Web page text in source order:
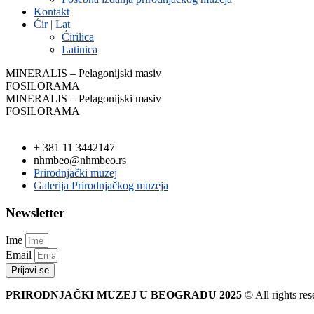
Kontakt
Ćir | Lat
Ćirilica
Latinica
MINERALIS – Pelagonijski masiv
FOSILORAMA
MINERALIS – Pelagonijski masiv
FOSILORAMA
+ 381 11 3442147
nhmbeo@nhmbeo.rs
Prirodnjački muzej
Galerija Prirodnjačkog muzeja
Newsletter
Ime
Email
Prijavi se
PRIRODNJAČKI MUZEJ U BEOGRADU 2025 © All rights